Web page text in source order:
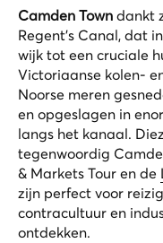
Camden Town dankt
Regent's Canal, dat
wijk tot een cruciale
Victoriaanse kolen-
Noorse meren
en opgeslagen in
langs het kanaal.
tegenwoordig
& Markets Tour en de
zijn perfect voor
contracultuur en
ontdekken.